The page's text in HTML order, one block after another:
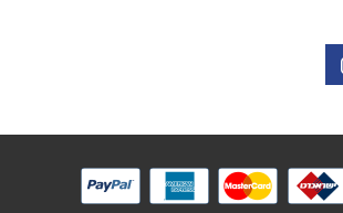
https://twitter.com/Instagram